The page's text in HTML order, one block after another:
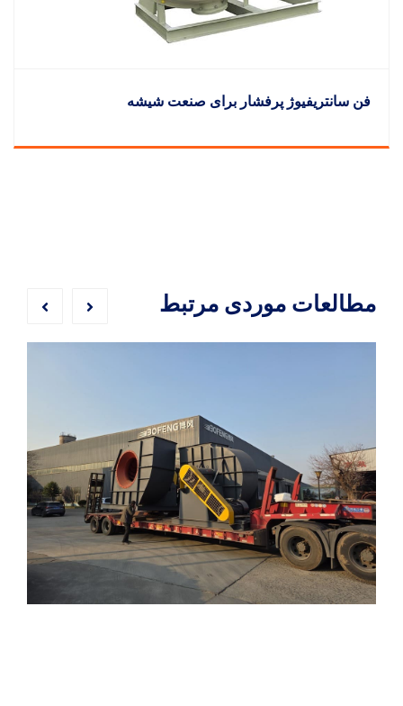
مطالعات موردی مرتبط
تهویه و تخلیه هوای سوله‌های صنعتی | فن‌های ویژه محیط‌های دما بالا و خورنده | فیلتراسیون غبار و تصفیه هوا